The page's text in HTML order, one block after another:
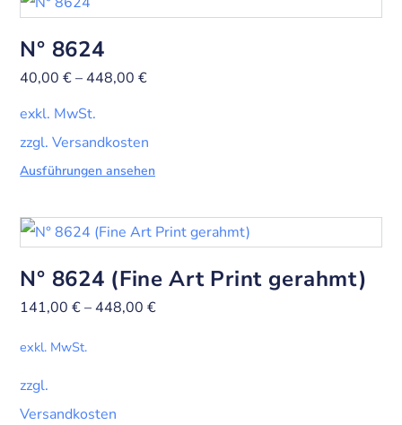
N° 8624
40,00€– 448,00€
exkl. MwSt.
zzgl. Versandkosten
Ausführungen ansehen
N° 8624 (Fine Art Print gerahmt)
141,00€– 448,00€
exkl. MwSt.
zzgl.
Versandkosten